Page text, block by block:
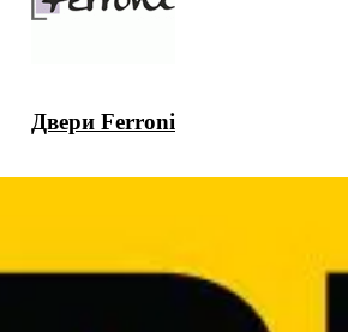
Двери Ferroni